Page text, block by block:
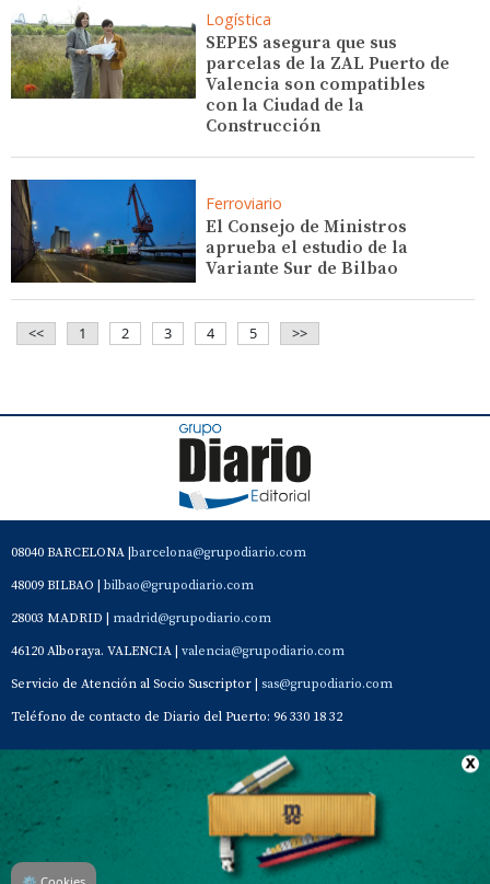
Logística
SEPES asegura que sus
parcelas de la ZAL Puerto de
Valencia son compatibles
con la Ciudad de la
Construcción
Ferroviario
El Consejo de Ministros
aprueba el estudio de la
Variante Sur de Bilbao
<< 1 2 3 4 5 >>
08040 BARCELONA | barcelona@grupodiario.com
48009 BILBAO | bilbao@grupodiario.com
28003 MADRID | madrid@grupodiario.com
46120 Alboraya. VALENCIA | valencia@grupodiario.com
Servicio de Atención al Socio Suscriptor | sas@grupodiario.com
Teléfono de contacto de Diario del Puerto: 96 330 18 32
Contacto Aviso Legal Quiénes somos Política de privacidad